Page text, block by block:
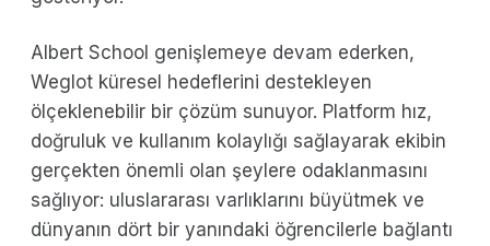
Albert School genişlemeye devam ederken,
Weglot küresel hedeflerini destekleyen
ölçeklenebilir bir çözüm sunuyor. Platform hız,
doğruluk ve kullanım kolaylığı sağlayarak ekibin
gerçekten önemli olan şeylere odaklanmasını
sağlıyor: uluslararası varlıklarını büyütmek ve
dünyanın dört bir yanındaki öğrencilerle bağlantı